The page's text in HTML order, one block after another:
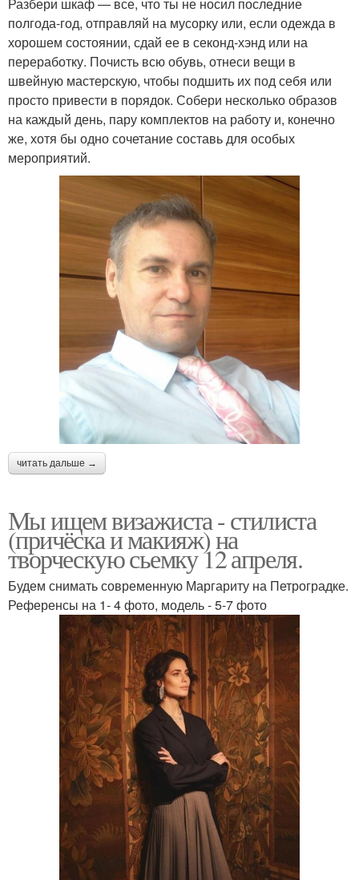
Разбери шкаф — все, что ты не носил последние
полгода-год, отправляй на мусорку или, если одежда в
хорошем состоянии, сдай ее в секонд-хэнд или на
переработку. Почисть всю обувь, отнеси вещи в
швейную мастерскую, чтобы подшить их под себя или
просто привести в порядок. Собери несколько образов
на каждый день, пару комплектов на работу и, конечно
же, хотя бы одно сочетание составь для особых
мероприятий.
читать дальше →
Мы ищем визажиста - стилиста
(причёска и макияж) на
творческую сьемку 12 апреля.
Будем снимать современную Маргариту на Петроградке.
Референсы на 1- 4 фото, модель - 5-7 фото